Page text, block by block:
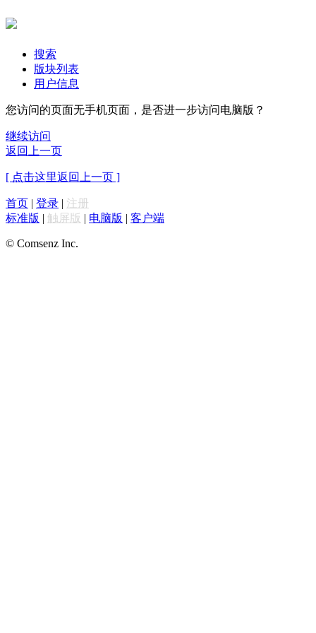
搜索
版块列表
用户信息
您访问的页面无手机页面，是否进一步访问电脑版？
继续访问
返回上一页
[ 点击这里返回上一页 ]
首页 | 登录 | 注册
标准版 | 触屏版 | 电脑版 | 客户端
© Comsenz Inc.